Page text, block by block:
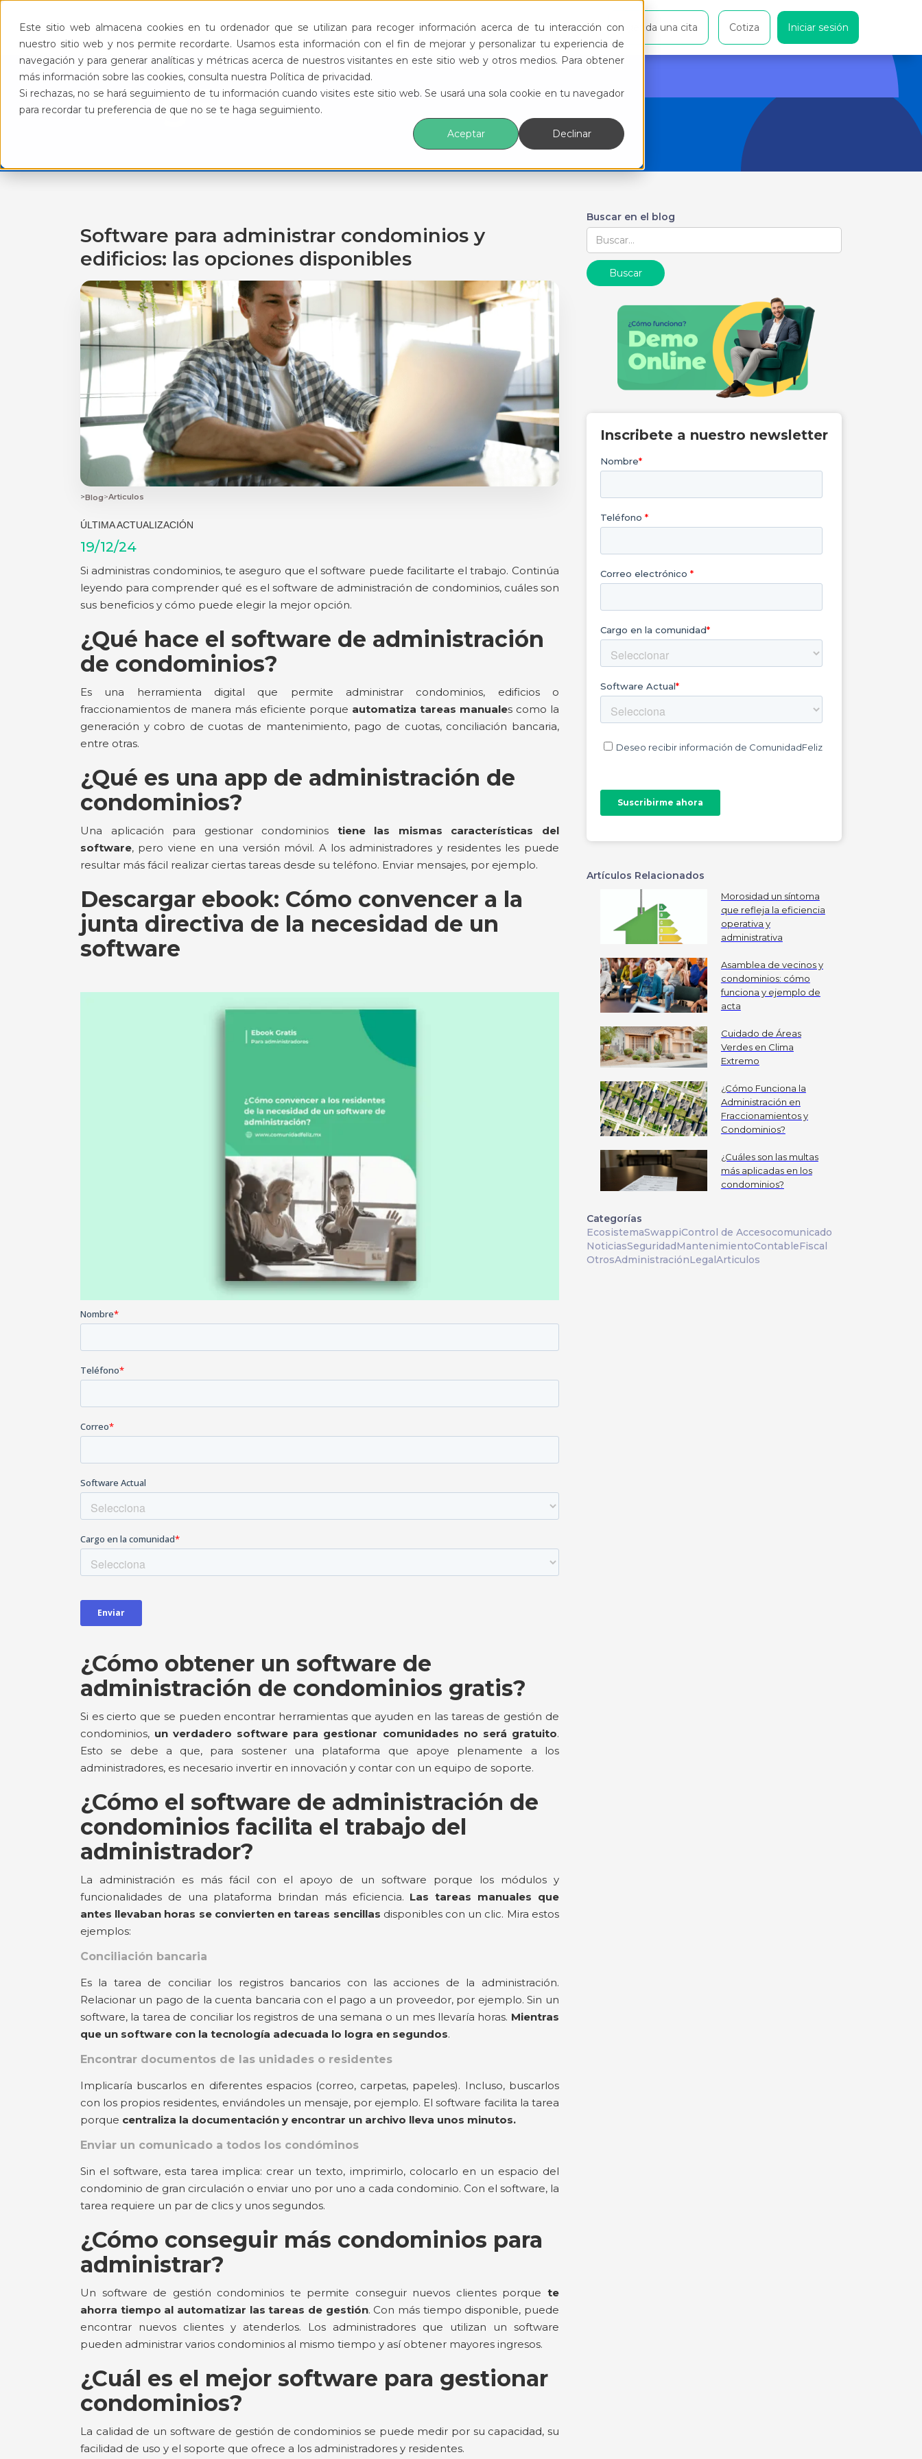
Este sitio web almacena cookies en tu ordenador que se utilizan para recoger información acerca de tu interacción con
nuestro sitio web y nos permite recordarte. Usamos esta información con el fin de mejorar y personalizar tu experiencia de
navegación y para generar analíticas y métricas acerca de nuestros visitantes en este sitio web y otros medios. Para obtener
más información sobre las cookies, consulta nuestra Política de privacidad.
Si rechazas, no se hará seguimiento de tu información cuando visites este sitio web. Se usará una sola cookie en tu navegador
para recordar tu preferencia de que no se te haga seguimiento.
Aceptar
Declinar
Productos Funcionalidades Eventos Recursos Agenda una cita Cotiza Iniciar sesión
BlogFeliz
Software para administrar condominios y
edificios: las opciones disponibles
>Blog>Articulos
ÚLTIMA ACTUALIZACIÓN
19/12/24
Si administras condominios, te aseguro que el software puede facilitarte el trabajo. Continúa
leyendo para comprender qué es el software de administración de condominios, cuáles son
sus beneficios y cómo puede elegir la mejor opción.
¿Qué hace el software de administración
de condominios?
Es una herramienta digital que permite administrar condominios, edificios o
fraccionamientos de manera más eficiente porque automatiza tareas manuales como la
generación y cobro de cuotas de mantenimiento, pago de cuotas, conciliación bancaria,
entre otras.
¿Qué es una app de administración de
condominios?
Una aplicación para gestionar condominios tiene las mismas características del
software, pero viene en una versión móvil. A los administradores y residentes les puede
resultar más fácil realizar ciertas tareas desde su teléfono. Enviar mensajes, por ejemplo.
Descargar ebook: Cómo convencer a la
junta directiva de la necesidad de un
software
¿Cómo obtener un software de
administración de condominios gratis?
Si es cierto que se pueden encontrar herramientas que ayuden en las tareas de gestión de
condominios, un verdadero software para gestionar comunidades no será gratuito.
Esto se debe a que, para sostener una plataforma que apoye plenamente a los
administradores, es necesario invertir en innovación y contar con un equipo de soporte.
¿Cómo el software de administración de
condominios facilita el trabajo del
administrador?
La administración es más fácil con el apoyo de un software porque los módulos y
funcionalidades de una plataforma brindan más eficiencia. Las tareas manuales que
antes llevaban horas se convierten en tareas sencillas disponibles con un clic. Mira estos
ejemplos:
Conciliación bancaria
Es la tarea de conciliar los registros bancarios con las acciones de la administración.
Relacionar un pago de la cuenta bancaria con el pago a un proveedor, por ejemplo. Sin un
software, la tarea de conciliar los registros de una semana o un mes llevaría horas. Mientras
que un software con la tecnología adecuada lo logra en segundos.
Encontrar documentos de las unidades o residentes
Implicaría buscarlos en diferentes espacios (correo, carpetas, papeles). Incluso, buscarlos
con los propios residentes, enviándoles un mensaje, por ejemplo. El software facilita la tarea
porque centraliza la documentación y encontrar un archivo lleva unos minutos.
Enviar un comunicado a todos los condóminos
Sin el software, esta tarea implica: crear un texto, imprimirlo, colocarlo en un espacio del
condominio de gran circulación o enviar uno por uno a cada condominio. Con el software, la
tarea requiere un par de clics y unos segundos.
¿Cómo conseguir más condominios para
administrar?
Un software de gestión condominios te permite conseguir nuevos clientes porque te
ahorra tiempo al automatizar las tareas de gestión. Con más tiempo disponible, puede
encontrar nuevos clientes y atenderlos. Los administradores que utilizan un software
pueden administrar varios condominios al mismo tiempo y así obtener mayores ingresos.
¿Cuál es el mejor software para gestionar
condominios?
La calidad de un software de gestión de condominios se puede medir por su capacidad, su
facilidad de uso y el soporte que ofrece a los administradores y residentes.
Buscar en el blog
Inscribete a nuestro newsletter
Artículos Relacionados
Morosidad un síntoma
que refleja la eficiencia
operativa y
administrativa
Asamblea de vecinos y
condominios: cómo
funciona y ejemplo de
acta
Cuidado de Áreas
Verdes en Clima
Extremo
¿Cómo Funciona la
Administración en
Fraccionamientos y
Condominios?
¿Cuáles son las multas
más aplicadas en los
condominios?
Categorías
EcosistemaSwappiControl de Accesocomunicado
NoticiasSeguridadMantenimientoContableFiscal
OtrosAdministraciónLegalArticulos